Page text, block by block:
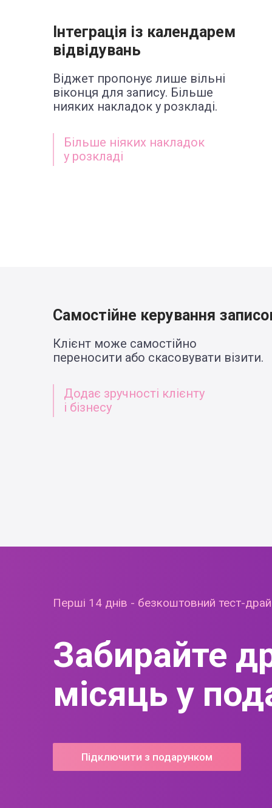
Інтеграція із календарем
відвідувань
Віджет пропонує лише вільні
віконця для запису. Більше
нияких накладок у розкладі.
Більше ніяких накладок
у розкладі
Самостійне керування
Клієнт може самостійно
переносити або скасовувати візити.
Додає зручності клієнту
і бізнесу
Перші 14 днів - безкоштовний тест-
Забирайте
місяць у
Підключити з подарунком